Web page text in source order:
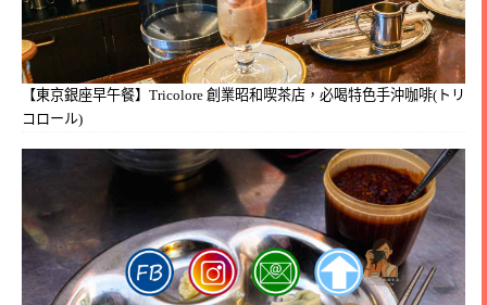
【東京銀座早午餐】Tricolore 創業昭和喫茶店，必喝特色手沖咖啡(トリ
コロール)